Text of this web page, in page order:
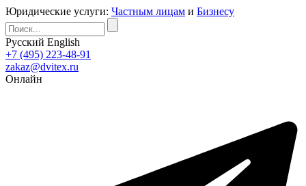
Юридические услуги: Частным лицам и Бизнесу
Русский English
+7 (495) 223-48-91
zakaz@dvitex.ru
Онлайн